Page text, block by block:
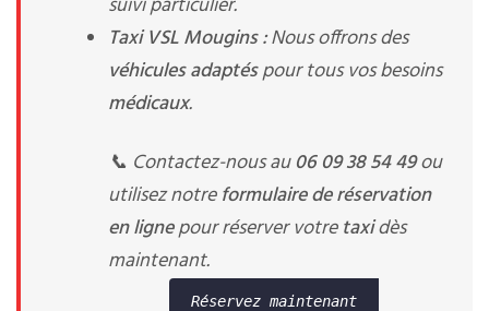
Taxi VSL Mougins :Nous offrons des
véhicules adaptéspour tous vos besoins
médicaux.
📞 Contactez-nous au06 09 38 54 49ou
utilisez notreformulaire de réservation
en lignepour réserver votretaxidès
maintenant.
Réservez maintenant